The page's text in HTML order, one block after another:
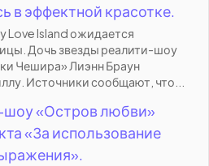
в эффектной красотке.
Love Island ожидается
Дочь звезды реалити-шоу
Чешира» Лиэнн Браун
Источники сообщают, что...
шоу «Остров любви»
«За использование